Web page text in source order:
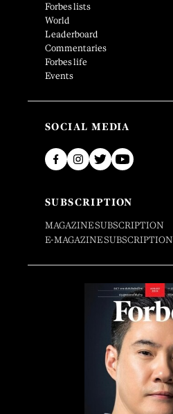
Forbes lists
World
Leaderboard
Commentaries
Forbes life
Events
SOCIAL MEDIA
SUBSCRIPTION
MAGAZINE SUBSCRIPTION
E-MAGAZINE SUBSCRIPTION